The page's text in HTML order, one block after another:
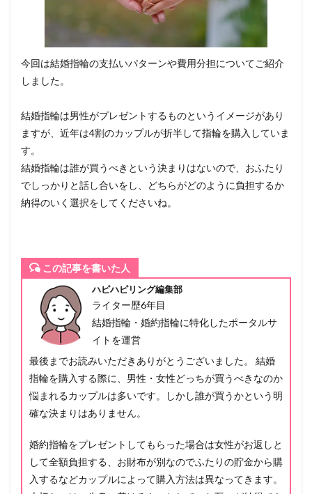
今回は結婚指輪の支払いパターンや費用分担についてご紹介
しました。
結婚指輪は男性がプレゼントするものというイメージがあり
ますが、近年は4割のカップルが折半して指輪を購入していま
す。
結婚指輪は誰が買うべきという決まりはないので、おふたり
でしっかりと話し合いをし、どちらがどのように負担するか
納得のいく選択をしてくださいね。
この記事を書いた人
ハピハピリング編集部
ライター歴6年目
結婚指輪・婚約指輪に特化したポータルサ
イトを運営
最後までお読みいただきありがとうございました。 結婚
指輪を購入する際に、男性・女性どっちが買うべきなのか
悩まれるカップルは多いです。しかし誰が買うかという明
確な決まりはありません。
婚約指輪をプレゼントしてもらった場合は女性がお返しと
して全額負担する、お財布が別なのでふたりの貯金から購
入するなどカップルによって購入方法は異なってきます。